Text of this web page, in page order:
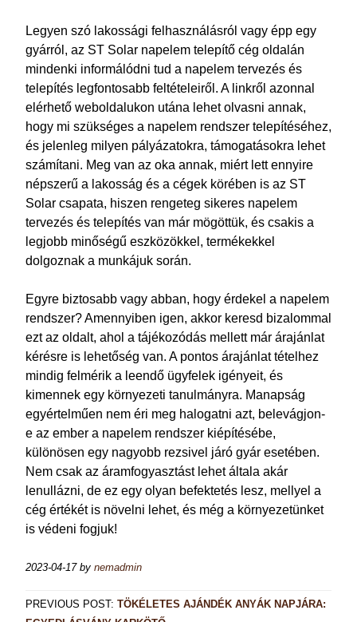
Legyen szó lakossági felhasználásról vagy épp egy
gyárról, az ST Solar napelem telepítő cég oldalán
mindenki informálódni tud a napelem tervezés és
telepítés legfontosabb feltételeiről. A linkről azonnal
elérhető weboldalukon utána lehet olvasni annak,
hogy mi szükséges a napelem rendszer telepítéséhez,
és jelenleg milyen pályázatokra, támogatásokra lehet
számítani. Meg van az oka annak, miért lett ennyire
népszerű a lakosság és a cégek körében is az ST
Solar csapata, hiszen rengeteg sikeres napelem
tervezés és telepítés van már mögöttük, és csakis a
legjobb minőségű eszközökkel, termékekkel
dolgoznak a munkájuk során.
Egyre biztosabb vagy abban, hogy érdekel a napelem
rendszer? Amennyiben igen, akkor keresd bizalommal
ezt az oldalt, ahol a tájékozódás mellett már árajánlat
kérésre is lehetőség van. A pontos árajánlat tételhez
mindig felmérik a leendő ügyfelek igényeit, és
kimennek egy környezeti tanulmányra. Manapság
egyértelműen nem éri meg halogatni azt, belevágjon-
e az ember a napelem rendszer kiépítésébe,
különösen egy nagyobb rezsivel járó gyár esetében.
Nem csak az áramfogyasztást lehet általa akár
lenullázni, de ez egy olyan befektetés lesz, mellyel a
cég értékét is növelni lehet, és még a környezetünket
is védeni fogjuk!
2023-04-17by nemadmin
PREVIOUS POST: TÖKÉLETES AJÁNDÉK ANYÁK NAPJÁRA: